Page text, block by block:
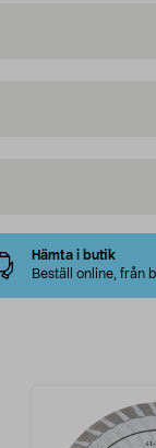
Hämta i butik
Beställ online, från